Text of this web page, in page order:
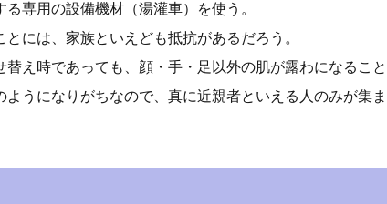
専用の設備機材（湯灌車）を使う。
には、家族といえども抵抗があるだろう。
え時であっても、顔・手・足以外の肌が露わになること
うになりがちなので、真に近親者といえる人のみが集